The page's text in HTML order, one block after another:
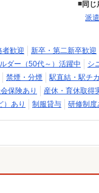
同
派
者歓迎 新卒・第二新卒歓迎
ダー（50代～）活躍中 シ
禁煙・分煙 駅直結・駅チカ
保険あり 産休・育休取得
）あり
制服貸与 研修制度